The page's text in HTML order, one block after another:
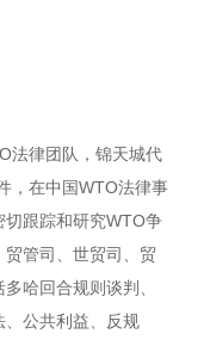
法律团队，锦天城代
，在中国WTO法律事
跟踪和研究WTO争
管司、世贸司、贸
哈回合规则谈判、
、公共利益、反规